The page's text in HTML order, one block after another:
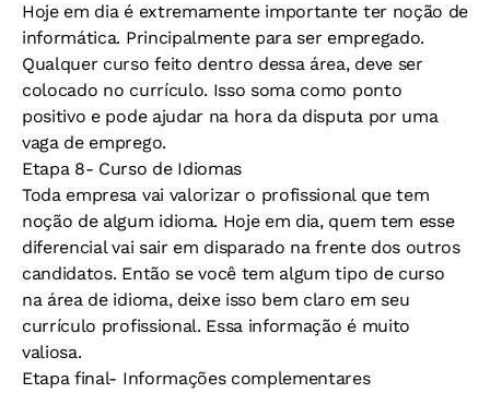
Hoje em dia é extremamente importante ter noção de
informática. Principalmente para ser empregado.
Qualquer curso feito dentro dessa área, deve ser
colocado no currículo. Isso soma como ponto
positivo e pode ajudar na hora da disputa por uma
vaga de emprego.
Etapa 8- Curso de Idiomas
Toda empresa vai valorizar o profissional que tem
noção de algum idioma. Hoje em dia, quem tem esse
diferencial vai sair em disparado na frente dos outros
candidatos. Então se você tem algum tipo de curso
na área de idioma, deixe isso bem claro em seu
currículo profissional. Essa informação é muito
valiosa.
Etapa final- Informações complementares